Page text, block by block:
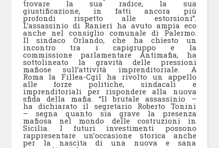
trovare la sua radice, la sua
giustificazione, in fatti ancora più
profondi rispetto alle estorsioni”.
L’assassinio di Ranieri ha avuto ampia eco
anche nel consiglio comunale di Palermo.
Il sindaco Orlando, che ha chiesto un
incontro tra i capigruppo e la
commissione parlamentare Antimafia, ha
sottolineato la gravità delle pressioni
mafiose sull’attività imprenditoriale. A
Roma la Fillea-Cgil ha rivolto un appello
alle forze politiche, sindacali e
imprenditoriali per rispondere alla nuova
sfida della mafia. “Il brutale assassinio –
ha dichiarato il segretario Roberto Tonini
– segna quanto sia grave la presenza
mafiosa nel mondo delle costruzioni in
Sicilia. I futuri investimenti possono
rappresentare un’occasione storica anche
per la nascita di una nuova e sana